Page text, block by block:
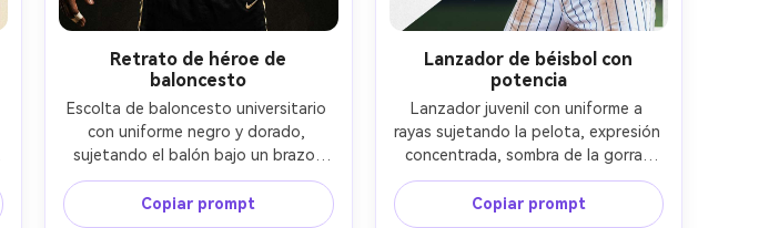
Retrato de héroe de
baloncesto
Escolta de baloncesto universitario
con uniforme negro y dorado,
sujetando el balón bajo un brazo,
mirada intensa, detalle de sudor,
dedos vendados; composición
Copiar prompt
Lanzador de béisbol con
potencia
Lanzador juvenil con uniforme a
rayas sujetando la pelota, expresión
concentrada, sombra de la gorra,
suciedad en el uniforme; diseño de
póster con formas diagonales
Copiar prompt